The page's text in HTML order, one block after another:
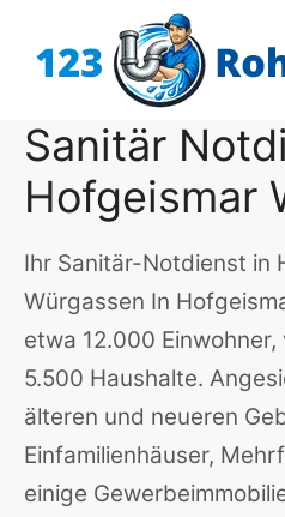
Inhalt
Sanitär
Hofgeismar
Ihr Sanitär-Notdienst in
Würgassen In
etwa 12.000
5.500 Haushalte.
älteren und neueren
Einfamilienhäuser,
einige